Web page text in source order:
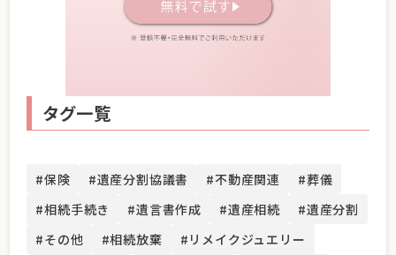
タグ一覧
#保険 #遺産分割協議書 #不動産関連
#葬儀
#相続手続き
#遺言書作成 #遺産相続
#遺産分割
#その他
#相続放棄
#リメイクジュエリー